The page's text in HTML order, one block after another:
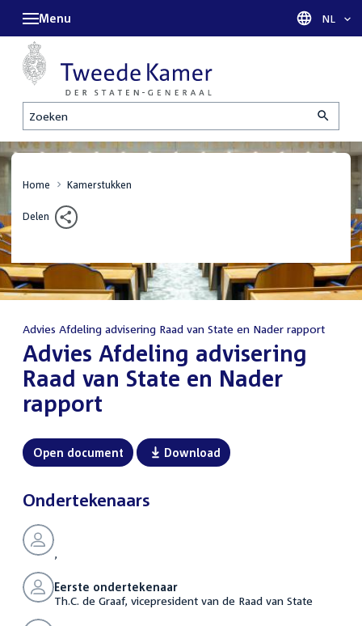
Zoeken
Menu Taal
NL
Home Kamerstukken
Delen
Advies Afdeling advisering Raad van State en Nader rapport
Advies Afdeling advisering
Raad van State en Nader
rapport
Open document Download
Ondertekenaars
,
Eerste ondertekenaar
Th.C. de Graaf, vicepresident van de Raad van State